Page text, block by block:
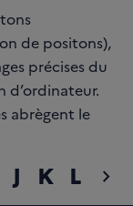
de positons),
précises du
d’ordinateur.
abrègent le
chevron_right
J K L M